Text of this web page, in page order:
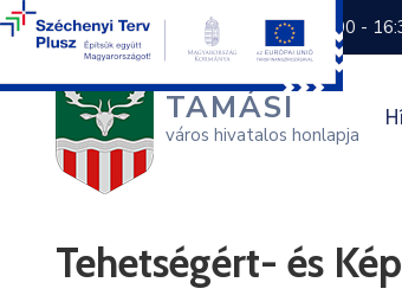
+36 74 570 800 H: 8:00 -
TAMÁSI
város hivatalos honlapja
Tehetségért- és